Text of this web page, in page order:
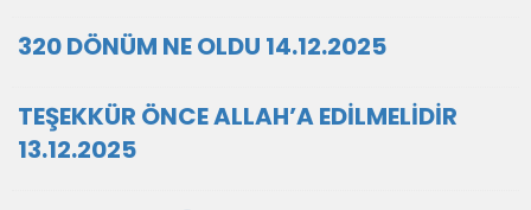
320 DÖNÜM NE OLDU 14.12.2025
TEŞEKKÜR ÖNCE ALLAH’A EDİLMELİDİR
13.12.2025